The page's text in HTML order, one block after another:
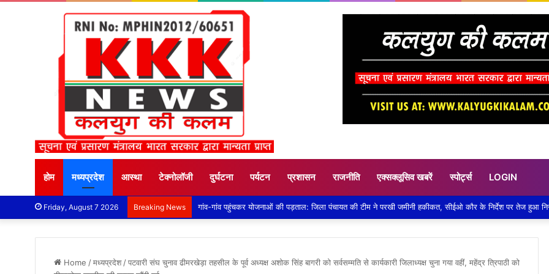
होम मध्यप्रदेश आस्था टेक्नोलॉजी दुर्घटना पर्यटन प्रशासन राजनीति एक्सक्लूसिव खबरें स्पोर्ट्स LOGIN
Friday, August 7 2026 Breaking News
Home /मध्यप्रदेश /पटवारी संघ चुनाव ढीमरखेड़ा तहसील के पूर्व अध्यक्ष अशोक सिंह बागरी को सर्वसम्मति से कार्यकारी जिलाध्यक्ष चुना गया वहीं, महेंद्र त्रिपाठी को